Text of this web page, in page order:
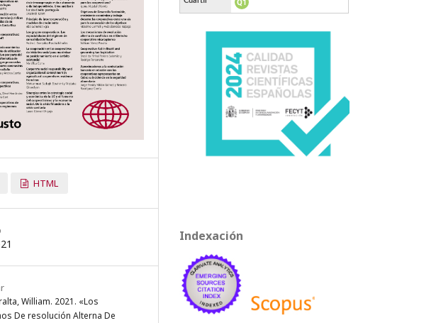
HTML
William. 2021. «Los
De resolución Alterna De
Indexación